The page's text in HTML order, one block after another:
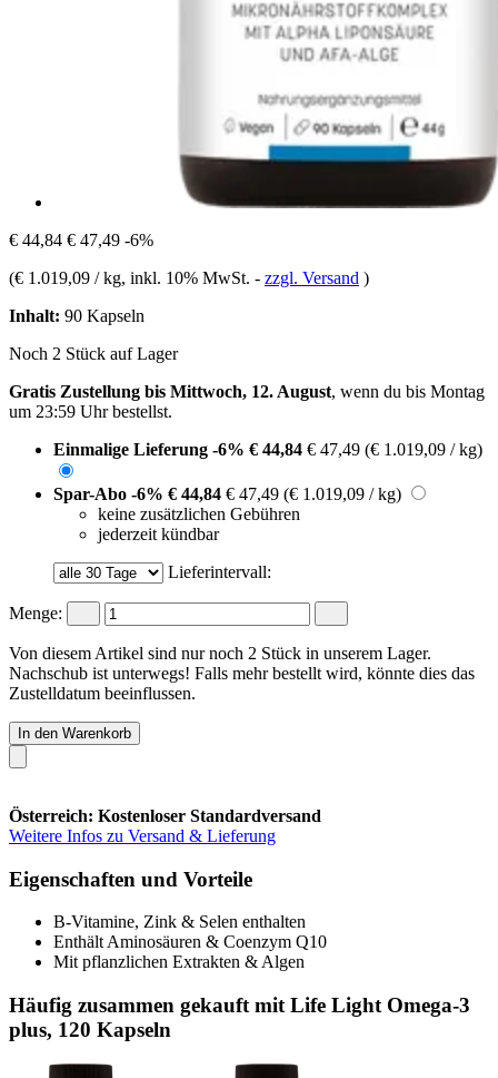
€ 44,84 € 47,49 -6%
(€ 1.019,09 / kg, inkl. 10% MwSt. - zzgl. Versand )
Inhalt: 90 Kapseln
Noch 2 Stück auf Lager
Gratis Zustellung bis Mittwoch, 12. August, wenn du bis Montag
um 23:59 Uhrbestellst.
Einmalige Lieferung -6% € 44,84 € 47,49 (€ 1.019,09 / kg)
Spar-Abo -6% € 44,84 € 47,49 (€ 1.019,09 / kg)
keine zusätzlichen Gebühren
jederzeit kündbar
Lieferintervall:
Menge:
Von diesem Artikel sind nur noch 2 Stück in unserem Lager.
Nachschub ist unterwegs! Falls mehr bestellt wird, könnte dies das
Zustelldatum beeinflussen.
In den Warenkorb
Österreich: Kostenloser Standardversand
Weitere Infos zu Versand & Lieferung
Eigenschaften und Vorteile
B-Vitamine, Zink & Selen enthalten
Enthält Aminosäuren & Coenzym Q10
Mit pflanzlichen Extrakten & Algen
Häufig zusammen gekauft mit Life Light Omega-3
plus, 120 Kapseln